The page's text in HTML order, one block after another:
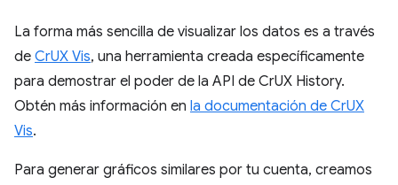
La forma más sencilla de visualizar los datos es a través
de CrUX Vis, una herramienta creada específicamente
para demostrar el poder de la API de CrUX History.
Obtén más información en la documentación de CrUX
Vis.
Para generar gráficos similares por tu cuenta, creamos